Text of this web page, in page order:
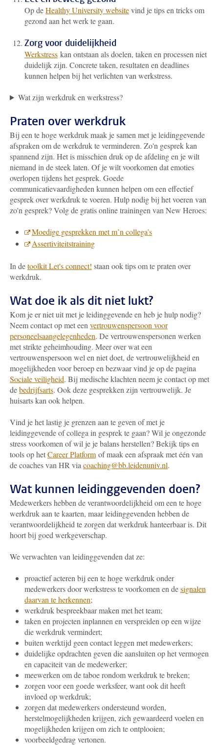
Op deHealthy University websitevind je tips en tricks om
gezond aan het werk te gaan.
Zorg voor duidelijkheid
Werkstress kan ontstaan als doelen, taken en processen niet
duidelijk zijn. Concrete taken, resultaten en deadlines
kunnen helpen bij het verlichten van werkstress.
Wat zijn werkdruk en werkstress?
Praten over werkdruk
Bij een te hoge werkdruk maak je samen met je leidinggevende
afspraken om de werkdruk te verminderen. Zo'n gesprek kan
spannend zijn. Het is misschien druk op de afdeling en je wilt
niemand in de steek laten. Of je wilt voorkomen dat emoties
overlopen tijdens het gesprek. Goede
communicatievaardigheden kunnen helpen om een effectief
gesprek over werkdruk te voeren. Hulp nodig bij het voeren van
zo'n gesprek? Volg de gratis online trainingen van New Heroes:
Moedige gesprekken met m’n collega’s
Assertiviteitstraining
In detoolkit Let's connect! staan ook tips om te praten over
werkdruk.
Wat doe ik als dit niet lukt?
Kom je er niet uit met je leidinggevende en heb je hulp nodig?
Neem contact op met een vertrouwenspersoon voor
personeelsaangelegenheden. De vertrouwenspersonen werken
met strikte geheimhouding. Meer over wat een
vertrouwenspersoon wel en niet doet, de vertrouwelijkheid en
mogelijkheden voor beroep en bezwaar vind je op de pagina
Sociale veiligheid. Bij medische klachten neem je contact op met
debedrijfsarts. Ook deze gesprekken zijn vertrouwelijk. Je
huisarts kan ook helpen.
Vind je het lastig je grenzen aan te geven of met je
leidinggevende of collega in gesprek te gaan? Wil je ongezonde
stress voorkomen of wil je je balans herstellen? Bekijk tips en
tools op hetCareer Platform of maak een afspraak met één van
de coaches van HR via coaching@bb.leidenuniv.nl.
Wat kunnen leidinggevenden doen?
Medewerkers hebben de verantwoordelijkheid om een te hoge
werkdruk aan te kaarten, maar leidinggevenden hebben de
verantwoordelijkheid te zorgen dat werkdruk hanteerbaar is. Dit
hoort bij goed werkgeverschap.
We verwachten van leidinggevenden dat ze:
proactief acteren bij een te hoge werkdruk onder
medewerkers door werkstress te voorkomen en designalen
daarvan te herkennen;
werkdruk bespreekbaar maken met het team;
taken en projecten inplannen en verspreiden op een wijze
die werkdruk vermindert;
buiten werktijd geen contact leggen met medewerkers;
duidelijke opdrachten geven die aansluiten op het vermogen
en capaciteit van de medewerker;
meewerken om de taboe rondom werkdruk te breken;
zorgen voor een goede werksfeer, want ook dit heeft
invloed op werkdruk;
zorgen dat medewerkers ondersteund worden,
herstelmogelijkheden krijgen, zich gewaardeerd voelen en
mogelijkheden krijgen om zich te ontplooien;
voorbeeldgedrag vertonen.